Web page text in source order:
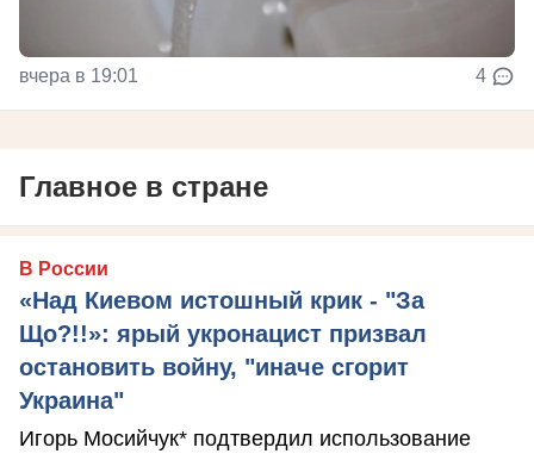
вчера в 19:01 4
Главное в стране
В России
«Над Киевом истошный крик - "За
Що?!!»: ярый укронацист призвал
остановить войну, "иначе сгорит
Украина"
Игорь Мосийчук* подтвердил использование